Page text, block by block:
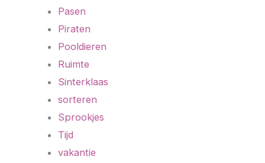
Pasen
Piraten
Pooldieren
Ruimte
Sinterklaas
sorteren
Sprookjes
Tijd
vakantie